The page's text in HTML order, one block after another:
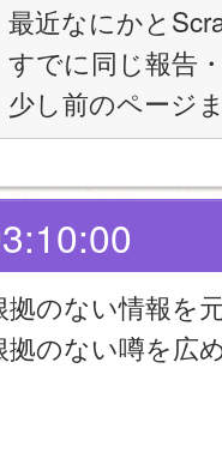
最近なにかと
すでに同じ報告
少し前のページ
拠のない情報を
拠のない噂を広